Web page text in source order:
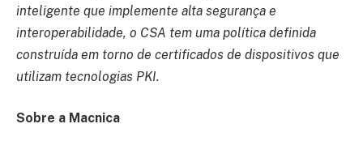
inteligente que implemente alta segurança e
interoperabilidade, o CSA tem uma política definida
construída em torno de certificados de dispositivos que
utilizam tecnologias PKI.
Sobre a Macnica